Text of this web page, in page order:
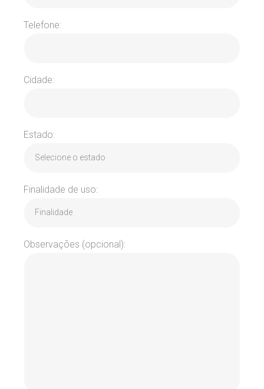
Telefone:
Cidade:
Estado:
Finalidade de uso:
Observações (opcional):